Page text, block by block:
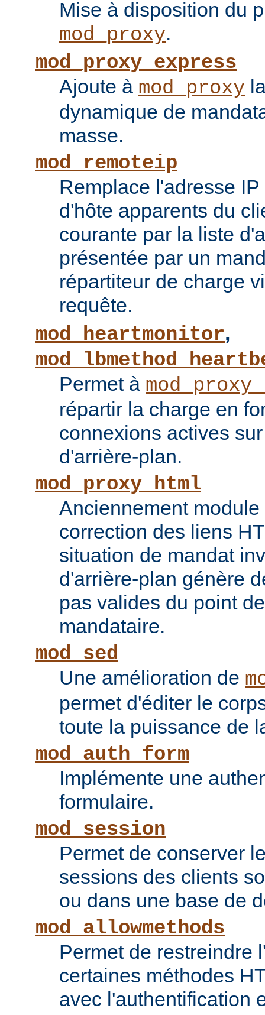
Mise à disposition du
mod_proxy.
mod_proxy_express
Ajoute à mod_proxy
dynamique de
masse.
mod_remoteip
Remplace l'adresse
d'hôte apparents du
courante par la liste
présentée par un
répartiteur de charge
requête.
mod_heartmonitor,
Permet à
répartir la charge en
connexions actives
d'arrière-plan.
mod_proxy_html
Anciennement
correction des liens
situation de mandat
d'arrière-plan génère
pas valides du point
mandataire.
mod_sed
Une amélioration de
permet d'éditer le
toute la puissance de
mod_auth_form
Implémente une
formulaire.
mod_session
Permet de conserver
sessions des clients
ou dans une base de
mod_allowmethods
Permet de restreindre
certaines méthodes
avec l'authentification